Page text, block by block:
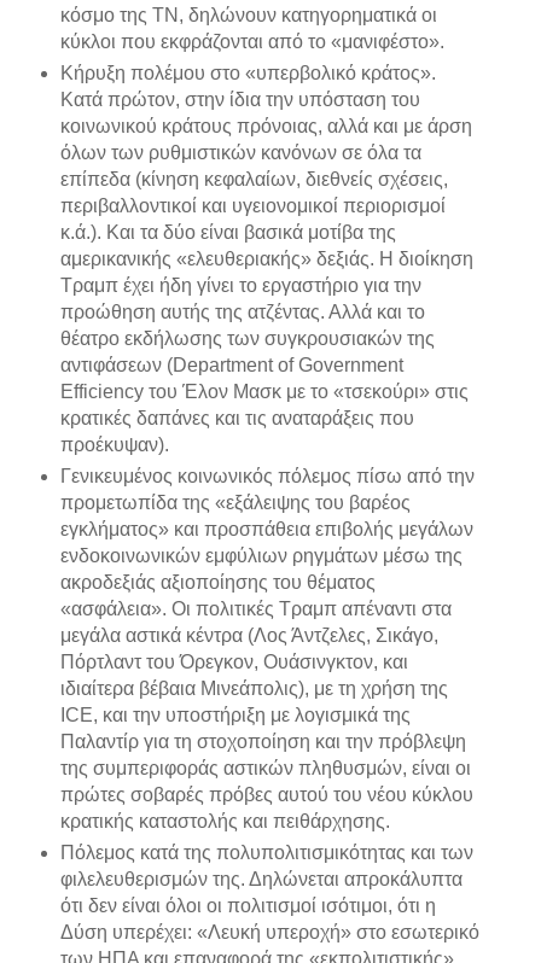
κόσμο της ΤΝ, δηλώνουν κατηγορηματικά οι
κύκλοι που εκφράζονται από το «μανιφέστο».
Κήρυξη πολέμου στο «υπερβολικό κράτος».
Κατά πρώτον, στην ίδια την υπόσταση του
κοινωνικού κράτους πρόνοιας, αλλά και με άρση
όλων των ρυθμιστικών κανόνων σε όλα τα
επίπεδα (κίνηση κεφαλαίων, διεθνείς σχέσεις,
περιβαλλοντικοί και υγειονομικοί περιορισμοί
κ.ά.). Και τα δύο είναι βασικά μοτίβα της
αμερικανικής «ελευθεριακής» δεξιάς. Η διοίκηση
Τραμπ έχει ήδη γίνει το εργαστήριο για την
προώθηση αυτής της ατζέντας. Αλλά και το
θέατρο εκδήλωσης των συγκρουσιακών της
αντιφάσεων (Department of Government
Efficiency του Έλον Μασκ με το «τσεκούρι» στις
κρατικές δαπάνες και τις αναταράξεις που
προέκυψαν).
Γενικευμένος κοινωνικός πόλεμος πίσω από την
προμετωπίδα της «εξάλειψης του βαρέος
εγκλήματος» και προσπάθεια επιβολής μεγάλων
ενδοκοινωνικών εμφύλιων ρηγμάτων μέσω της
ακροδεξιάς αξιοποίησης του θέματος
«ασφάλεια». Οι πολιτικές Τραμπ απέναντι στα
μεγάλα αστικά κέντρα (Λος Άντζελες, Σικάγο,
Πόρτλαντ του Όρεγκον, Ουάσινγκτον, και
ιδιαίτερα βέβαια Μινεάπολις), με τη χρήση της
ICE, και την υποστήριξη με λογισμικά της
Παλαντίρ για τη στοχοποίηση και την πρόβλεψη
της συμπεριφοράς αστικών πληθυσμών, είναι οι
πρώτες σοβαρές πρόβες αυτού του νέου κύκλου
κρατικής καταστολής και πειθάρχησης.
Πόλεμος κατά της πολυπολιτισμικότητας και των
φιλελευθερισμών της. Δηλώνεται απροκάλυπτα
ότι δεν είναι όλοι οι πολιτισμοί ισότιμοι, ότι η
Δύση υπερέχει: «Λευκή υπεροχή» στο εσωτερικό
των ΗΠΑ και επαναφορά της «εκπολιτιστικής»